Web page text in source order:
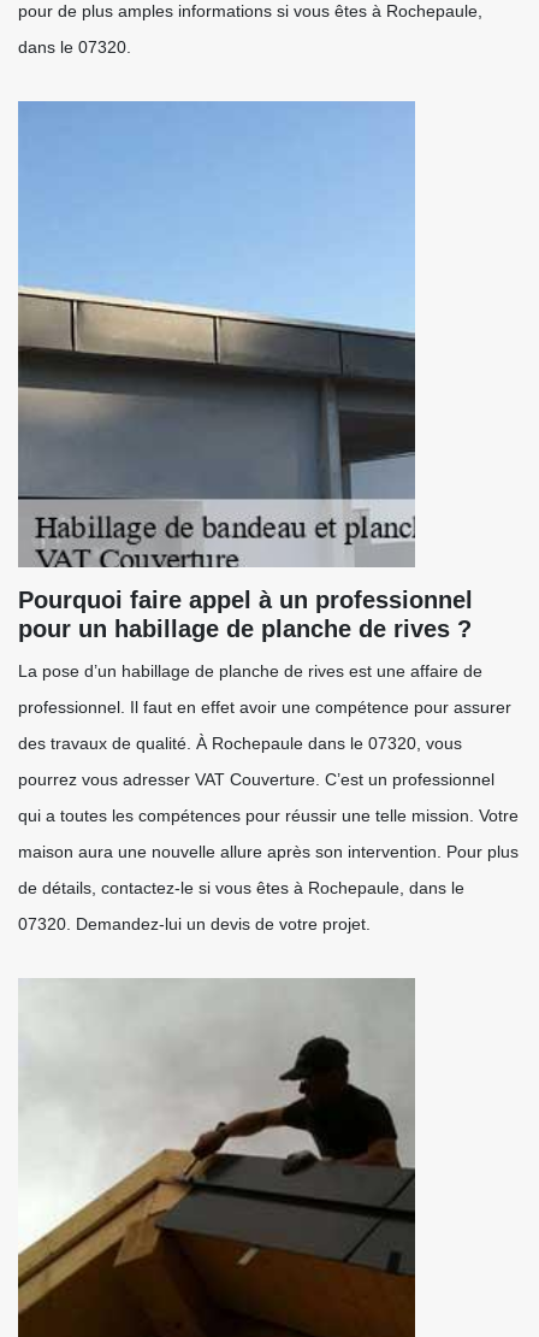
pour de plus amples informations si vous êtes à Rochepaule,
dans le 07320.
Pourquoi faire appel à un professionnel
pour un habillage de planche de rives ?
La pose d’un habillage de planche de rives est une affaire de
professionnel. Il faut en effet avoir une compétence pour assurer
des travaux de qualité. À Rochepaule dans le 07320, vous
pourrez vous adresser VAT Couverture. C’est un professionnel
qui a toutes les compétences pour réussir une telle mission. Votre
maison aura une nouvelle allure après son intervention. Pour plus
de détails, contactez-le si vous êtes à Rochepaule, dans le
07320. Demandez-lui un devis de votre projet.